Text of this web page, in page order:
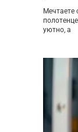
Мечтаете
уютно, а